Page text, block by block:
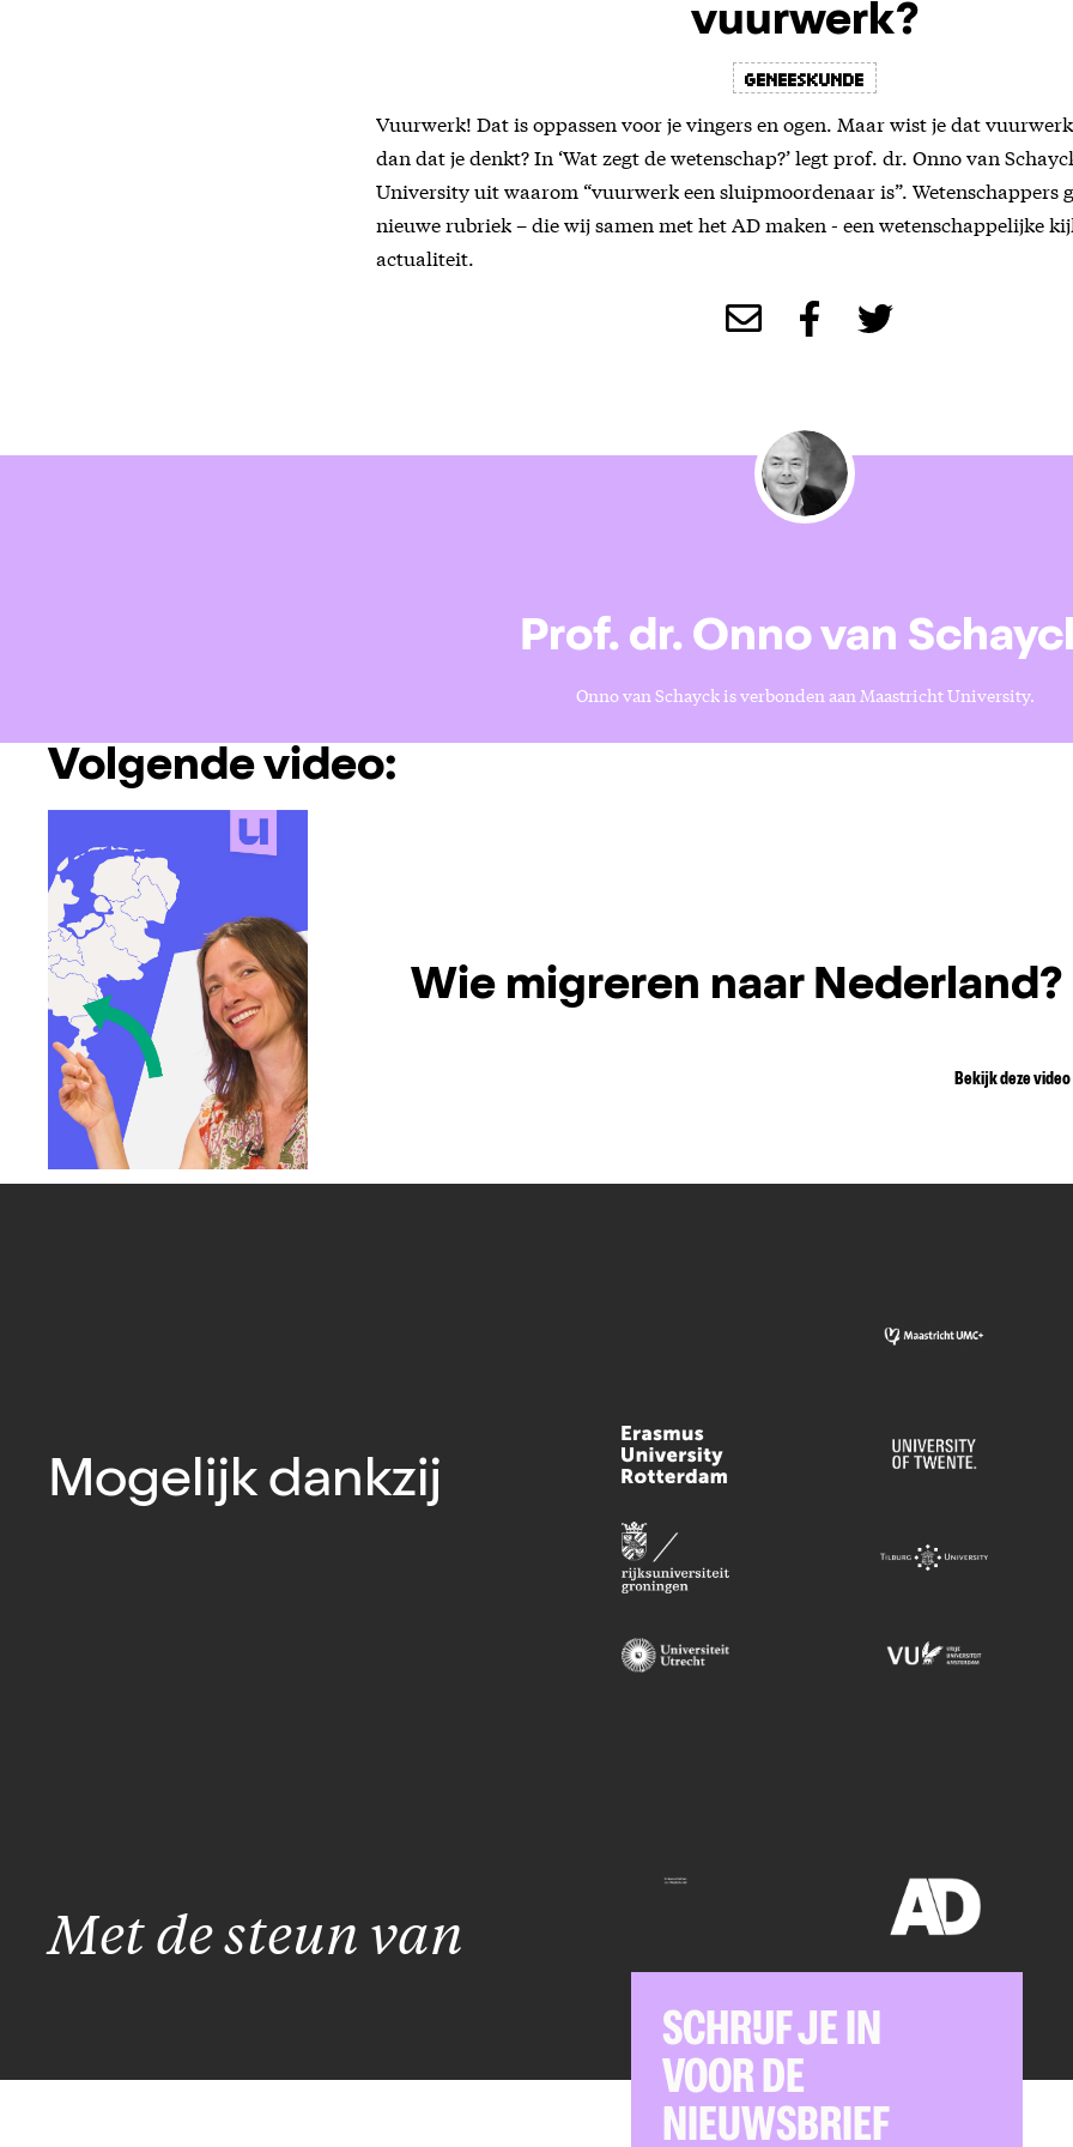
vuurwerk?
Geneeskunde
Vuurwerk! Dat is oppassen voor je vingers en ogen. Maar wist je dat
dan dat je denkt? In ‘Wat zegt de wetenschap?’ legt prof. dr. Onno van
University uit waarom “vuurwerk een sluipmoordenaar is”. Wetenschappers
nieuwe rubriek – die wij samen met het AD maken - een wetenschappelijke
actualiteit.
Prof. dr. Onno van
Onno van Schayck is verbonden aan Maastricht University.
Volgende video:
Wie migreren naar Nederland?
Bekijk deze video
Mogelijk dankzij
Met de steun van
SCHRIJF JE IN
VOOR DE
NIEUWSBRIEF